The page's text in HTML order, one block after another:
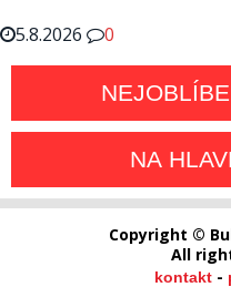
5.8.2026
0
NA
Copyright ©
All
kontakt-